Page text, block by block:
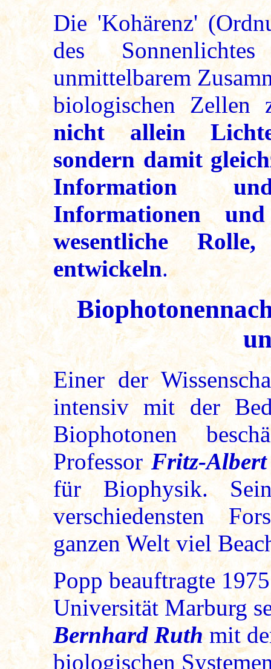
Die 'Kohärenz'
des
unmittelbarem
biologischen Zellen
nicht allein
sondern damit
Information
Informationen
wesentliche
entwickeln.
Einer der
intensiv mit der
Biophotonen
ProfessorFritz-
für Biophysik.
verschiedensten
ganzen Welt viel
Popp beauftragte
Universität Marburg
Bernhard Ruthmit
biologischen